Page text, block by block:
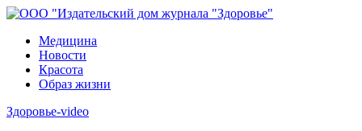
Медицина
Новости
Красота
Образ жизни
Здоровье-video